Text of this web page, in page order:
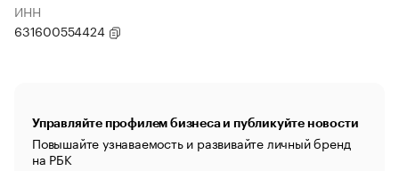
ИНН
631600554424
Управляйте профилем бизнеса и публикуйте новости
Повышайте узнаваемость и развивайте личный бренд
на РБК